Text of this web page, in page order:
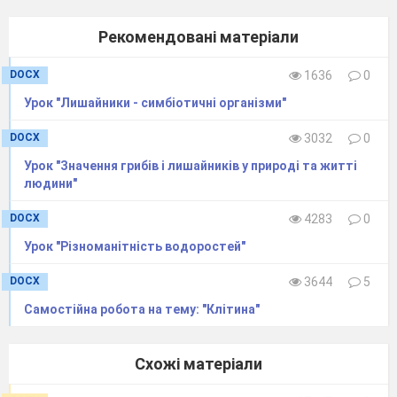
сплетіння яких утворюють міцелій.
9
10
МАТЕРІАЛУ
1. Характерні риси нижчих грибів
(Розповідь учителя з використанням
а) Клас Ооміцети. Картопляний гриб.
Рекомендовані матеріали
DOCX 1636
0
Урок "Лишайники - симбіотичні організми"
DOCX 3032
0
Урок "Значення грибів і лишайників у природі та житті
людини"
DOCX 4283
0
Урок "Різноманітність водоростей"
DOCX 3644
5
Самостійна робота на тему: "Клітина"
Схожі матеріали